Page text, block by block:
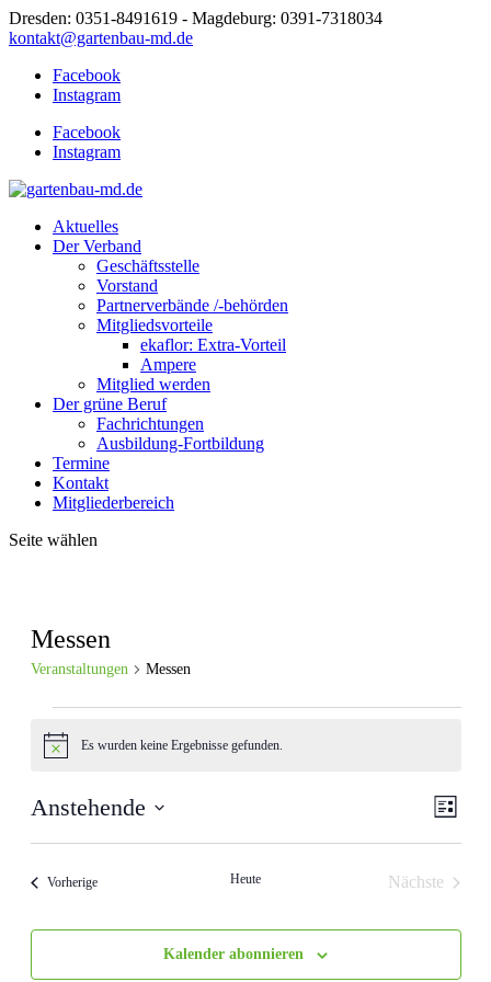
Dresden: 0351-8491619 - Magdeburg: 0391-7318034
kontakt@gartenbau-md.de
Facebook
Instagram
Facebook
Instagram
Aktuelles
Der Verband
Geschäftsstelle
Vorstand
Partnerverbände /-behörden
Mitgliedsvorteile
ekaflor: Extra-Vorteil
Ampere
Mitglied werden
Der grüne Beruf
Fachrichtungen
Ausbildung-Fortbildung
Termine
Kontakt
Mitgliederbereich
Seite wählen
Messen
Veranstaltungen Messen
HinweisEs wurden keine Ergebnisse gefunden.
Liste
Anstehende
VorherigeVeranstaltungen Heute
Nächste
Kalender abonnieren